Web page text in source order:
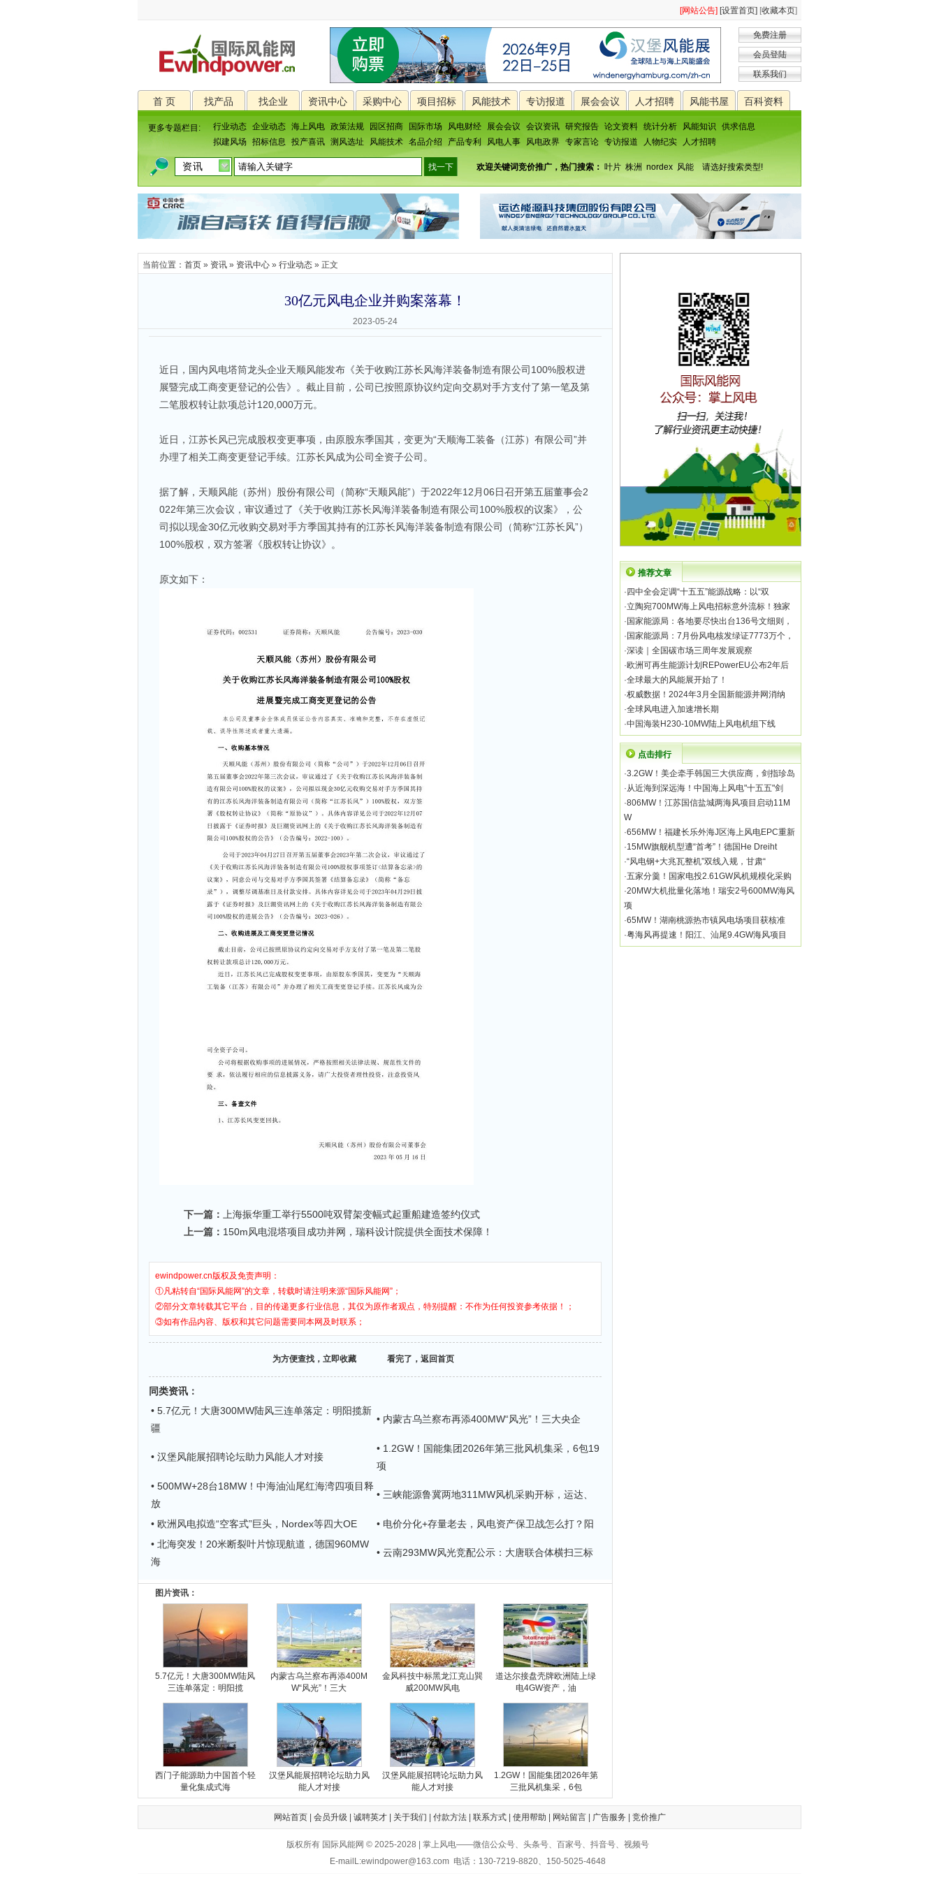
[网站公告] [设置首页] [收藏本页]
免费注册
会员登陆
联系我们
首 页 找产品 找企业 资讯中心 采购中心 项目招标 风能技术 专访报道 展会会议 人才招聘 风能书屋 百科资料
更多专题栏目: 行业动态 企业动态 海上风电 政策法规 园区招商 国际市场 风电财经 展会会议 会议资讯 研究报告 论文资料 统计分析 风能知识
供求信息
拟建风场
招标信息 投产喜讯 测风选址 风能技术 名品介绍 产品专利 风电人事 风电政界 专家言论 专访报道 人物纪实 人才招聘
欢迎关键词竞价推广，热门搜索： 叶片 株洲 nordex 风能 请选好搜索类型!
当前位置： 首页 » 资讯 » 资讯中心 » 行业动态 » 正文
30亿元风电企业并购案落幕！
2023-05-24
近日，国内风电塔筒龙头企业天顺风能发布《关于收购江苏长风海洋装备制造有限公司100%股权进
展暨完成工商变更登记的公告》。截止目前，公司已按照原协议约定向交易对手方支付了第一笔及第
二笔股权转让款项总计120,000万元。
近日，江苏长风已完成股权变更事项，由原股东季国其，变更为“天顺海工装备（江苏）有限公司”并
办理了相关工商变更登记手续。江苏长风成为公司全资子公司。
据了解，天顺风能（苏州）股份有限公司（简称“天顺风能”）于2022年12月06日召开第五届董事会2
022年第三次会议，审议通过了《关于收购江苏长风海洋装备制造有限公司100%股权的议案》，公
司拟以现金30亿元收购交易对手方季国其持有的江苏长风海洋装备制造有限公司（简称“江苏长风”）
100%股权，双方签署《股权转让协议》。
原文如下：
下一篇：
上海振华重工举行5500吨双臂架变幅式起重船建造签约仪式
上一篇： 150m风电混塔项目成功并网，瑞科设计院提供全面技术保障！
ewindpower.cn版权及免责声明：
①凡粘转自“国际风能网”的文章，转载时请注明来源“国际风能网”；
②部分文章转载其它平台，目的传递更多行业信息，其仅为原作者观点，特别提醒：不作为任何投资参考依据！；
③如有作品内容、版权和其它问题需要同本网及时联系；
为方便查找，立即收藏 看完了，返回首页
同类资讯 ：
• 5.7亿元！大唐300MW陆风三连单落定：明阳揽新
疆
• 内蒙古乌兰察布再添400MW“风光”！三大央企
• 汉堡风能展招聘论坛助力风能人才对接
• 1.2GW！国能集团2026年第三批风机集采，6包19
项
• 500MW+28台18MW！中海油汕尾红海湾四项目释
放
• 三峡能源鲁冀两地311MW风机采购开标，运达、
• 欧洲风电拟造“空客式”巨头，Nordex等四大OE
• 电价分化+存量老去，风电资产保卫战怎么打？阳
• 北海突发！20米断裂叶片惊现航道，德国960MW
海
• 云南293MW风光竞配公示：大唐联合体横扫三标
图片资讯：
5.7亿元！大唐300MW陆风
三连单落定：明阳揽
内蒙古乌兰察布再添400M
W“风光”！三大
金风科技中标黑龙江克山巽
威200MW风电
道达尔接盘壳牌欧洲陆上绿
电4GW资产，油
西门子能源助力中国首个轻
量化集成式海
汉堡风能展招聘论坛助力风
能人才对接
汉堡风能展招聘论坛助力风
能人才对接
1.2GW！国能集团2026年第
三批风机集采，6包
推荐文章
· 四中全会定调“十五五”能源战略：以“双
·立陶宛700MW海上风电招标意外流标！独家
· 国家能源局：各地要尽快出台136号文细则，
· 国家能源局：7月份风电核发绿证7773万个，
·深读｜全国碳市场三周年发展观察
·欧洲可再生能源计划REPowerEU公布2年后
·全球最大的风能展开始了！
·权威数据！2024年3月全国新能源并网消纳
·全球风电进入加速增长期
·中国海装H230-10MW陆上风电机组下线
点击排行
·3.2GW！美企牵手韩国三大供应商，剑指珍岛
·从近海到深远海！中国海上风电"十五五"剑
·806MW！江苏国信盐城两海风项目启动11M
W
·656MW！福建长乐外海J区海上风电EPC重新
·15MW旗舰机型遭“首考”！德国He Dreiht
·“风电钢+大兆瓦整机”双线入规，甘肃“
·五家分羹！国家电投2.61GW风机规模化采购
·20MW大机批量化落地！瑞安2号600MW海风
项
·65MW！湖南桃源热市镇风电场项目获核准
·粤海风再提速！阳江、汕尾9.4GW海风项目
网站首页| 会员升级 诚聘英才| 关于我们 付款方法| 联系方式| 使用帮助 网站留言| 广告服务 竞价推广
版权所有 国际风能网 © 2025-2028 | 掌上风电——微信公众号、头条号、百家号、抖音号、视频号
E-mailL:ewindpower@163.com 电话：130-7219-8820、150-5025-4648